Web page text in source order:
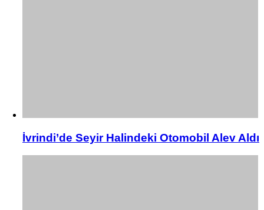
İvrindi’de Seyir Halindeki Otomobil Alev Aldı